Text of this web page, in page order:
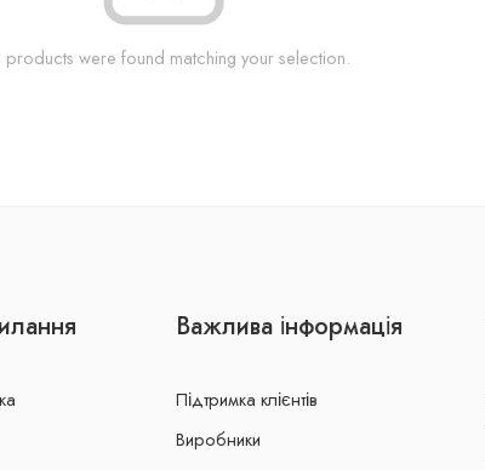
products were found matching your selection.
Важлива інформація
Підтримка клієнтів
Виробники